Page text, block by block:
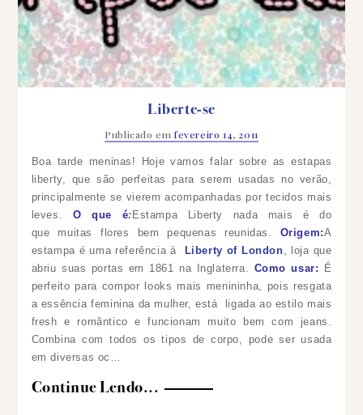
Liberte-se
Publicado em fevereiro 14, 2011
Boa tarde meninas! Hoje vamos falar sobre as estapas
liberty, que são perfeitas para serem usadas no verão,
principalmente se vierem acompanhadas por tecidos mais
leves. O que é:Estampa Liberty nada mais é do
que muitas flores bem pequenas reunidas. Origem:A
estampa é uma referência à Liberty of London , loja que
abriu suas portas em 1861 na Inglaterra. Como usar: É
perfeito para compor looks mais menininha, pois resgata
a essência feminina da mulher, está ligada ao estilo mais
fresh e romântico e funcionam muito bem com jeans.
Combina com todos os tipos de corpo, pode ser usada
em diversas oc…
Continue Lendo...